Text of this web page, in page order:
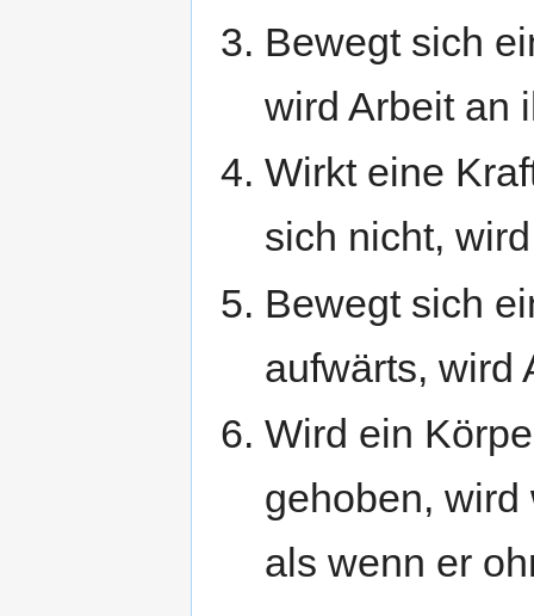
Bewegt sich
wird Arbeit an
Wirkt eine
sich nicht,
Bewegt sich
aufwärts, wird
Wird ein
gehoben, wird
als wenn er